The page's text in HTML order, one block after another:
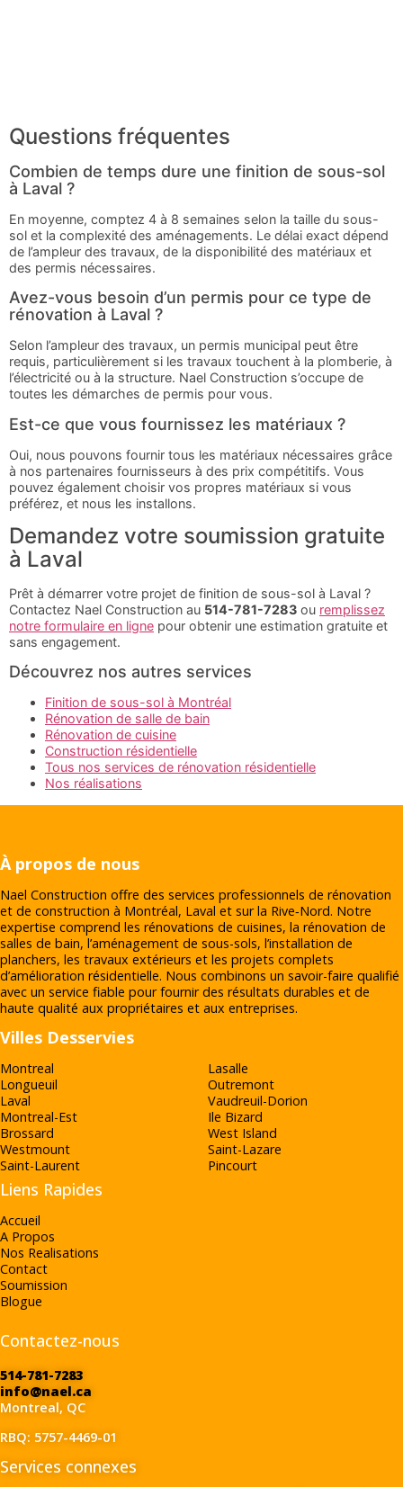
Questions fréquentes
Combien de temps dure une finition de sous-sol
à Laval ?
En moyenne, comptez 4 à 8 semaines selon la taille du sous-
sol et la complexité des aménagements. Le délai exact dépend
de l’ampleur des travaux, de la disponibilité des matériaux et
des permis nécessaires.
Avez-vous besoin d’un permis pour ce type de
rénovation à Laval ?
Selon l’ampleur des travaux, un permis municipal peut être
requis, particulièrement si les travaux touchent à la plomberie, à
l’électricité ou à la structure. Nael Construction s’occupe de
toutes les démarches de permis pour vous.
Est-ce que vous fournissez les matériaux ?
Oui, nous pouvons fournir tous les matériaux nécessaires grâce
à nos partenaires fournisseurs à des prix compétitifs. Vous
pouvez également choisir vos propres matériaux si vous
préférez, et nous les installons.
Demandez votre soumission gratuite
à Laval
Prêt à démarrer votre projet de finition de sous-sol à Laval ?
Contactez Nael Construction au 514-781-7283 ou remplissez
notre formulaire en ligne pour obtenir une estimation gratuite et
sans engagement.
Découvrez nos autres services
Finition de sous-sol à Montréal
Rénovation de salle de bain
Rénovation de cuisine
Construction résidentielle
Tous nos services de rénovation résidentielle
Nos réalisations
À propos de nous
Nael Construction offre des services professionnels de rénovation
et de construction à Montréal, Laval et sur la Rive‑Nord. Notre
expertise comprend les rénovations de cuisines, la rénovation de
salles de bain, l’aménagement de sous-sols, l’installation de
planchers, les travaux extérieurs et les projets complets
d’amélioration résidentielle. Nous combinons un savoir-faire qualifié
avec un service fiable pour fournir des résultats durables et de
haute qualité aux propriétaires et aux entreprises.
Villes Desservies
Montreal
Longueuil
Laval
Montreal-Est
Brossard
Westmount
Saint-Laurent
Lasalle
Outremont
Vaudreuil-Dorion
Ile Bizard
West Island
Saint-Lazare
Pincourt
Liens Rapides
Accueil
A Propos
Nos Realisations
Contact
Soumission
Blogue
Contactez-nous
514-781-7283
info@nael.ca
Montreal, QC
RBQ: 5757-4469-01
Services connexes